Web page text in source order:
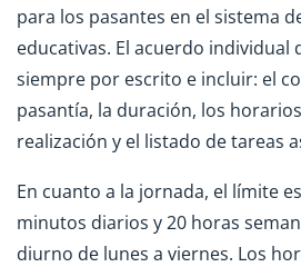
para los pasantes en el sistema
educativas. El acuerdo individual
siempre por escrito e incluir: el
pasantía, la duración, los
realización y el listado de tareas
En cuanto a la jornada, el límite
minutos diarios y 20 horas
diurno de lunes a viernes. Los